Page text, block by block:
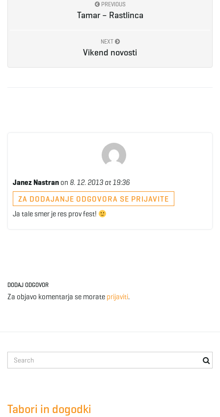
PREVIOUS
Tamar – Rastlinca
NEXT
Vikend novosti
Janez Nastran on 8. 12. 2013 at 19:36
ZA DODAJANJE ODGOVORA SE PRIJAVITE
Ja tale smer je res prov fest!
DODAJ ODGOVOR
Za objavo komentarja se morate prijaviti.
e
Tabori in dogodki